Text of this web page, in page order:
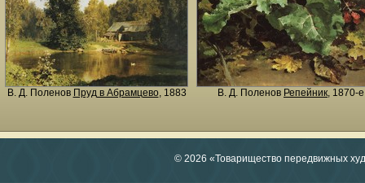
В. Д. Поленов Пруд в Абрамцево, 1883 В. Д. Поленов Репейник, 1870-е
© 2026 «Товарищество передвижных